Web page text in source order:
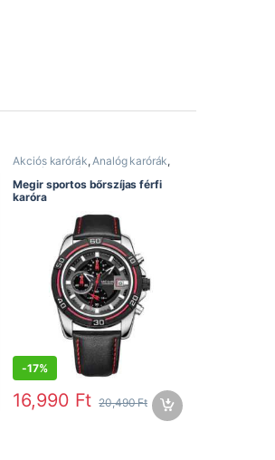
Akciós karórák,Analóg karórák,
Bőrszíjas karórák
Divatos
karórák,Férfi karórák,Kronográf
karórák ,
Sportos
karórák
Megir sportos bőrszíjas férfi
karóra
-17%
16,990 Ft 20,490Ft